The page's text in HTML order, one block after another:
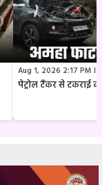
Aug 1, 2026 2:17 PM IST
पेट्रोल टैंकर से टकराई